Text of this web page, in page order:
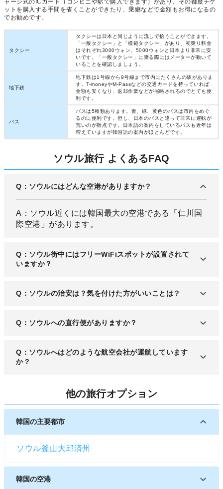
ットを購入する手間を省くことができたり、乗継などで金額もお得になるの
でお勧めです。
タクシー
タクシーは日本と同じように流しで拾うことができます。
「一般タクシー」と「模範タクシー」があり、初乗り料金
はそれぞれ3000ウォン、5000ウォンと日本より非常に安
いです。「一般タクシー」に乗る際にはメーターが動いて
いることを確認しましょう。
地下鉄
地下鉄は1号線から9号線まで市内にたくさんの駅がありま
す。T-moneyやM-Passなどの交通カードを持っていれば
金額も安くなり、返却作業などが省略されるのでとても便
利です。
バス
バスは5種類あります。青、緑、黄色のバスは市内をめぐ
るのに便利です。但し、日本のバスと違って非常に運転が
荒いのが難点です。日本語の案内をしているバスも近年は
増えていますが韓国語の案内がほとんどです。
ソウル旅行 よくあるFAQ
Q：ソウルにはどんな空港がありますか？
A：ソウル近くには韓国最大の空港である「仁川国
際空港」があります。
Q：ソウル街中にはフリーWiFiスポットが設置されて
いますか？
A：ソウルの街中は至るところにフリーWiFiスポッ
ち込んだ端末では利用できない場合があるので注意
Q：ソウルの治安は？気を付けた方がいいことは？
A：ソウルは世界的に安全な都市とも言われ、治安
Q：ソウルへの直行便がありますか？
A：ソウルの「仁川国際空港」へは日本の各都市か
ら直行便が出ています。
Q：ソウルへはどのような航空会社が運航しています
か？
A：大韓航空やアシアナ航空など韓国の主要航空会
社や、日本の「ZIPAIR Tokyo」、アメリカの「アメ
リカン航空」、ヨーロッパからは「エールフラン
ス」など世界各国の航空会社が集まっています。
他の旅行オプション
韓国の主要都市
ソウル釜山大邱済州
韓国の空港